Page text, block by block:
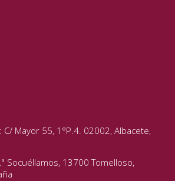
C/ Mayor 55, 1°P.4. 02002, Albacete,
Socuéllamos, 13700 Tomelloso,